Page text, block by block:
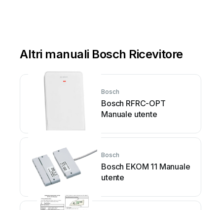
Altri manuali Bosch Ricevitore
Bosch
Bosch RFRC-OPT
Manuale utente
Bosch
Bosch EKOM 11 Manuale
utente